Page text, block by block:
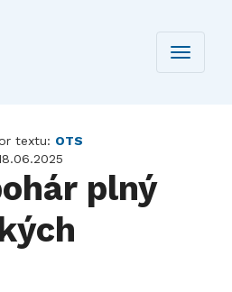
Toggle
textu: OTS
plný